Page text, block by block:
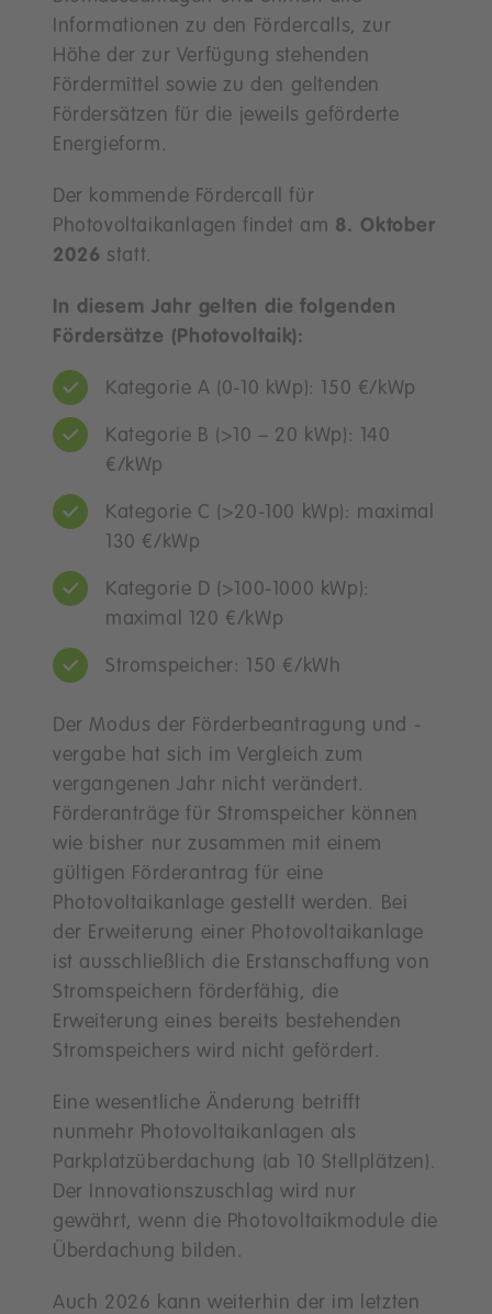
Informationen zu den Fördercalls, zur
Höhe der zur Verfügung stehenden
Fördermittel sowie zu den geltenden
Fördersätzen für die jeweils geförderte
Energieform.
Der kommende Fördercall für
Photovoltaikanlagen findet am 8. Oktober
2026 statt.
In diesem Jahr gelten die folgenden
Fördersätze (Photovoltaik):
Kategorie A (0-10 kWp): 150 €/kWp
Kategorie B (>10 – 20 kWp): 140
€/kWp
Kategorie C (>20-100 kWp): maximal
130 €/kWp
Kategorie D (>100-1000 kWp):
maximal 120 €/kWp
Stromspeicher: 150 €/kWh
Der Modus der Förderbeantragung und -
vergabe hat sich im Vergleich zum
vergangenen Jahr nicht verändert.
Förderanträge für Stromspeicher können
wie bisher nur zusammen mit einem
gültigen Förderantrag für eine
Photovoltaikanlage gestellt werden. Bei
der Erweiterung einer Photovoltaikanlage
ist ausschließlich die Erstanschaffung von
Stromspeichern förderfähig, die
Erweiterung eines bereits bestehenden
Stromspeichers wird nicht gefördert.
Eine wesentliche Änderung betrifft
nunmehr Photovoltaikanlagen als
Parkplatzüberdachung (ab 10 Stellplätzen).
Der Innovationszuschlag wird nur
gewährt, wenn die Photovoltaikmodule die
Überdachung bilden.
Auch 2026 kann weiterhin der im letzten